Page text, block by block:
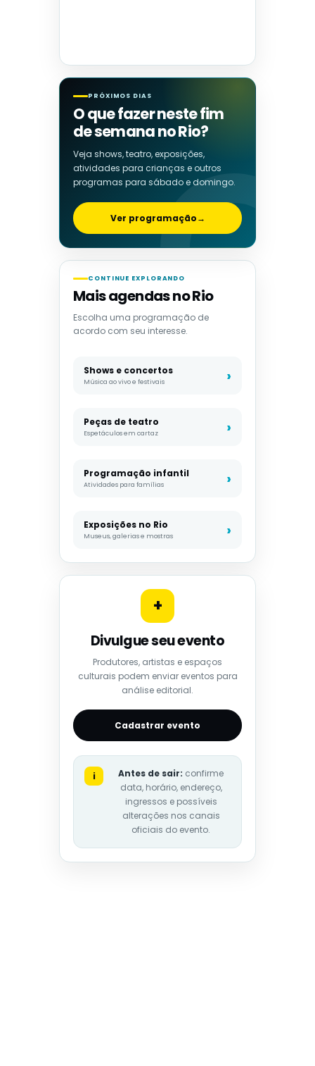
PRÓXIMOS DIAS
O que fazer neste fim
de semana no Rio?
Veja shows, teatro, exposições,
atividades para crianças e outros
programas para sábado e domingo.
Ver programação→
CONTINUE EXPLORANDO
Mais agendas no Rio
Escolha uma programação de
acordo com seu interesse.
Shows e concertos
Música ao vivo e festivais
Peças de teatro
Espetáculos em cartaz
Programação infantil
Atividades para famílias
Exposições no Rio
Museus, galerias e mostras
+
Divulgue seu evento
Produtores, artistas e espaços
culturais podem enviar eventos para
análise editorial.
Cadastrar evento
i Antes de sair: confirme
data, horário, endereço,
ingressos e possíveis
alterações nos canais
oficiais do evento.